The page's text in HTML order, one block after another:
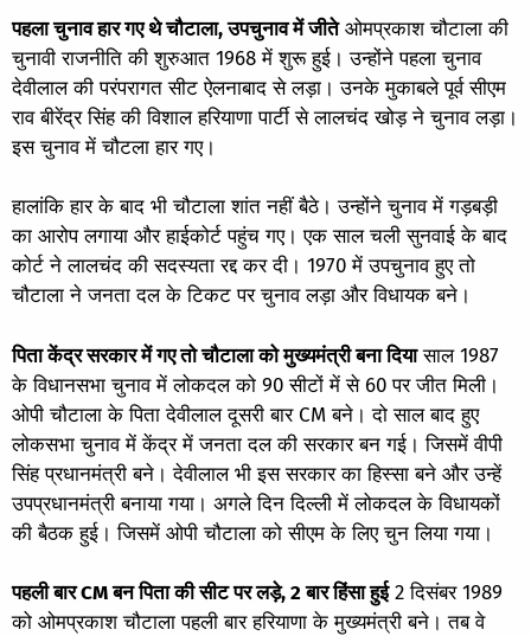
पहला चुनाव हार गए थे चौटाला, उपचुनाव में जीतेओमप्रकाश चौटाला की
चुनावी राजनीति की शुरुआत 1968 में शुरू हुई। उन्होंने पहला चुनाव
देवीलाल की परंपरागत सीट ऐलनाबाद से लड़ा। उनके मुकाबले पूर्व सीएम
राव बीरेंद्र सिंह की विशाल हरियाणा पार्टी से लालचंद खोड़ ने चुनाव लड़ा।
इस चुनाव में चौटला हार गए।
हालांकि हार के बाद भी चौटाला शांत नहीं बैठे। उन्होंने चुनाव में गड़बड़ी
का आरोप लगाया और हाईकोर्ट पहुंच गए। एक साल चली सुनवाई के बाद
कोर्ट ने लालचंद की सदस्यता रद्द कर दी। 1970 में उपचुनाव हुए तो
चौटाला ने जनता दल के टिकट पर चुनाव लड़ा और विधायक बने।
पिता केंद्र सरकार में गए तो चौटाला को मुख्यमंत्री बना दियासाल 1987
के विधानसभा चुनाव में लोकदल को 90 सीटों में से 60 पर जीत मिली।
ओपी चौटाला के पिता देवीलाल दूसरी बार CM बने। दो साल बाद हुए
लोकसभा चुनाव में केंद्र में जनता दल की सरकार बन गई। जिसमें वीपी
सिंह प्रधानमंत्री बने। देवीलाल भी इस सरकार का हिस्सा बने और उन्हें
उपप्रधानमंत्री बनाया गया। अगले दिन दिल्ली में लोकदल के विधायकों
की बैठक हुई। जिसमें ओपी चौटाला को सीएम के लिए चुन लिया गया।
पहली बार CM बन पिता की सीट पर लड़े, 2 बार हिंसा हुई2 दिसंबर 1989
को ओमप्रकाश चौटाला पहली बार हरियाणा के मुख्यमंत्री बने। तब वे